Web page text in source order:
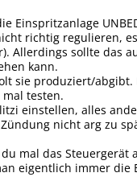
Einspritzanlage
richtig regulieren,
Allerdings sollte das
kann.
sie produziert/
testen.
einstellen, alles
nicht arg zu
mal das
eigentlich immer